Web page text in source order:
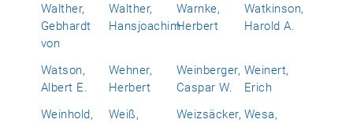
Walther,
Gebhardt
von
Walther,
Hansjoachim
Warnke,
Herbert
Watkinson,
Harold A.
Watson,
Albert E.
Wehner,
Herbert
Weinberger,
Caspar W.
Weinert,
Erich
Weinhold,
Weiß,
Weizsäcker, Wesa,